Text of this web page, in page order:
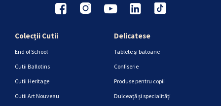
Colecții Cutii
End of School
Cutii Ballotins
Cutii Heritage
Cutii Art Nouveau
Delicatese
Tablete și batoane
Confiserie
Produse pentru copii
Dulceață și specialități